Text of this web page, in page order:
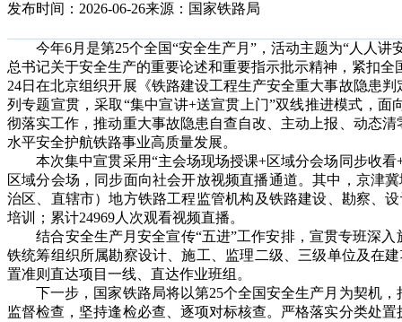
发布时间：2026-06-26来源：国家铁路局
今年6月是第25个全国“安全生产月”，活动主题为“人人讲
总书记关于安全生产的重要论述和重要指示批示精神，紧扣
24日在北京组织开展《铁路建设工程生产安全重大事故隐患
列专题宣贯，采取“集中宣讲+送宣贯上门”双线推进模式，
彻落实工作，推动重大事故隐患自查自改、主动上报、动态
水平安全护航铁路事业高质量发展。
本次集中宣贯采用“主会场现场授课+区域分会场同步收看
区域分会场，同步面向社会开放视频直播通道。其中，京津
治区、直辖市）地方铁路工程监管机构及铁路建设、勘察、
培训；累计24969人次观看视频直播。
结合安全生产月安全宣传“五进”工作安排，宣贯专班深入
铁统筹组织所属勘察设计、施工、监理二级、三级单位及在
置准则直达项目一线、直达作业班组。
下一步，国家铁路局将以第25个全国安全生产月为契机，
监督检查，坚持逢检必查、逐项对标核查。严格落实分类处